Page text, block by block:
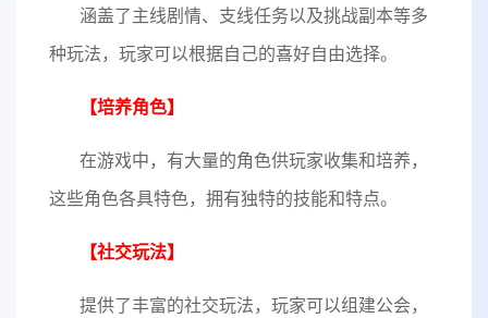
涵盖了主线剧情、支线任务以及挑战副本等多
种玩法，玩家可以根据自己的喜好自由选择。
【培养角色】
在游戏中，有大量的角色供玩家收集和培养，
这些角色各具特色，拥有独特的技能和特点。
【社交玩法】
提供了丰富的社交玩法，玩家可以组建公会，